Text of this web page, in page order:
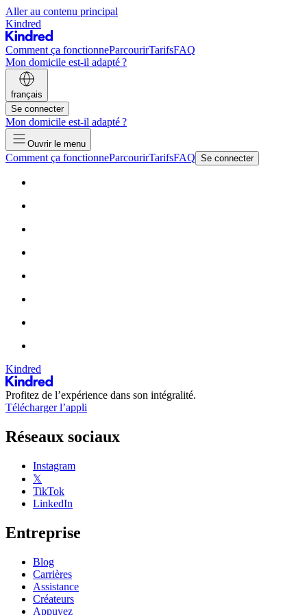
Aller au contenu principal
Kindred
Comment ça fonctionneParcourirTarifsFAQ
Mon domicile est-il adapté ?
français
Se connecter
Mon domicile est-il adapté ?
Ouvrir le menu
Comment ça fonctionneParcourirTarifsFAQ Se connecter
Kindred
Profitez de l’expérience dans son intégralité.
Télécharger l’appli
Réseaux sociaux
Instagram
𝕏
TikTok
LinkedIn
Entreprise
Blog
Carrières
Assistance
Créateurs
Appuyez